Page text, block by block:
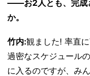
――お2人とも、完成
か。
竹内:観ました! 率直
過密なスケジュール
に入るのですが、み